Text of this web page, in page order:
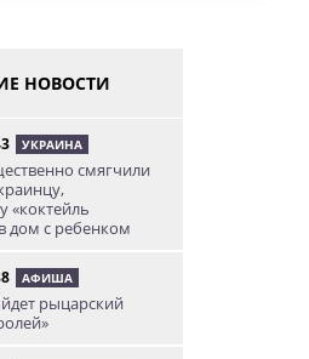
НОВОСТИ
УКРАИНА
смягчили
«коктейль
дом с ребенком
АФИША
рыцарский